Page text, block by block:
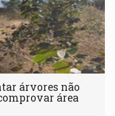
árvores não
área